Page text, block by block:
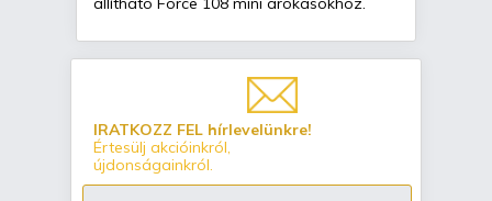
IRATKOZZ FEL hírlevelünkre!
Értesülj akcióinkról,
újdonságainkról.